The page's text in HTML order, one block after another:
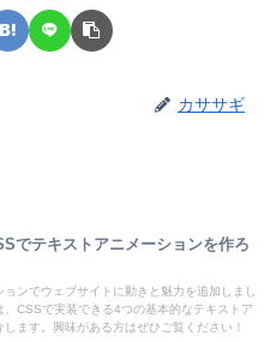
カササギ
でテキストアニメーションを作ろ
ンでウェブサイトに動きと魅力を追加しまし
、CSSで実装できる4つの基本的なテキストア
します。興味がある方はぜひご覧ください！